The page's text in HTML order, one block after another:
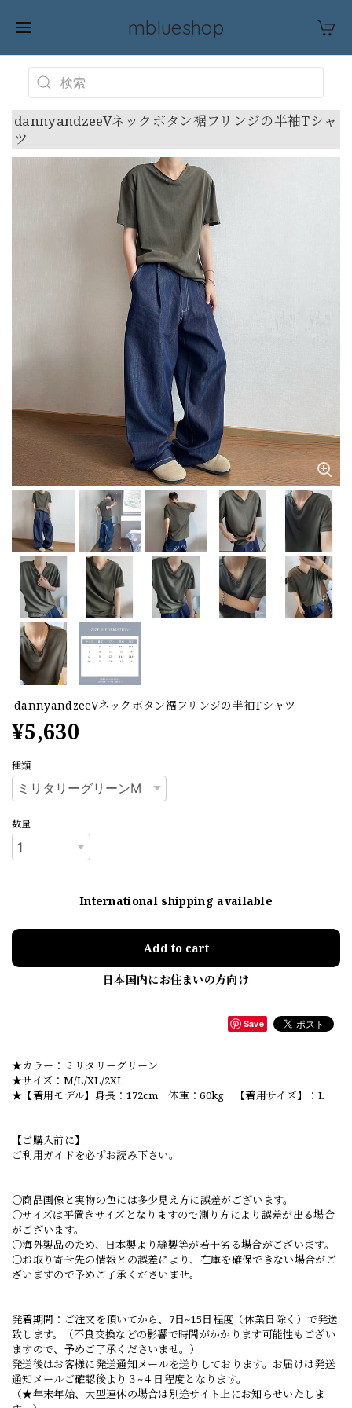
mblueshop
dannyandzeeVネックボタン裾フリンジの半袖Tシャ
ツ
dannyandzeeVネックボタン裾フリンジの半袖Tシャツ
¥5,630
種類
数量
International shipping available
Add to cart
日本国内にお住まいの方向け
Save
★カラー：ミリタリーグリーン
★サイズ：M/L/XL/2XL
★【着用モデル】身長：172cm 体重：60kg 【着用サイズ】：L
【ご購入前に】
ご利用ガイドを必ずお読み下さい。
○商品画像と実物の色には多少見え方に誤差がございます。
○サイズは平置きサイズとなりますので測り方により誤差が出る場合
がございます。
○海外製品のため、日本製より縫製等が若干劣る場合がございます。
○お取り寄せ先の情報との誤差により、在庫を確保できない場合がご
ざいますので予めご了承くださいませ。
発着期間：ご注文を頂いてから、7日~15日程度（休業日除く）で発送
致します。（不良交換などの影響で時間がかかります可能性もござい
ますので、予めご了承くださいませ。）
発送後はお客様に発送通知メールを送りしております。お届けは発送
通知メールご確認後より３~４日程度となります。
（★年末年始、大型連休の場合は別途サイト上にお知らせいたしま